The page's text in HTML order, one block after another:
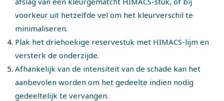
voorkeur uit hetzelfde vel om het kleurverschil te
minimaliseren.
Plak het driehoekige reservestuk met HIMACS-lijm en
versterk de onderzijde.
Afhankelijk van de intensiteit van de schade kan het
aanbevolen worden om het gedeelte indien nodig
gedeeltelijk te vervangen.